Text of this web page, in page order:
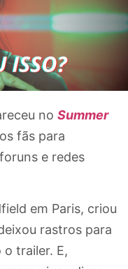
no Summer
fãs para
e redes
em Paris, criou
rastros para
trailer. E,